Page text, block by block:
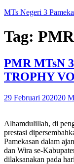
MTs Negeri 3
Tag: PMR
PMR MTsN
TROPHY
29 Februari 202020
Alhamdulillah, di
prestasi
Pamekasan dalam
dan Wira se-
dilaksanakan pada